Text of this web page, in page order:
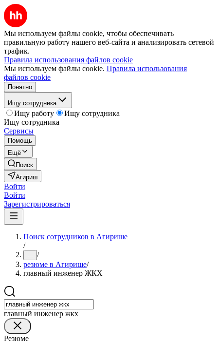
Мы используем файлы cookie, чтобы обеспечивать
правильную работу нашего веб-сайта и анализировать сетевой
трафик.
Правила использования файлов cookie
Мы используем файлы cookie. Правила использования
файлов cookie
Понятно
Ищу сотрудника
Ищу работу
Ищу сотрудника
Ищу сотрудника
Сервисы
Помощь
Ещё
Поиск
Агириш
Войти
Войти
Зарегистрироваться
Поиск сотрудников в Агирише
/
... /
резюме в Агирише/
главный инженер ЖКХ
главный инженер жкх
Резюме